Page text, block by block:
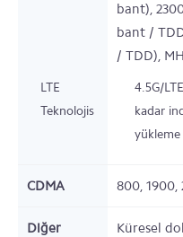
bant),
bant /
/ TDD),
LTE
Teknolojisi
4.5G/
kadar
yükleme
CDMA 800, 1900,
Diğer
Küresel